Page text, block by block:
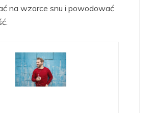
na wzorce snu i powodować